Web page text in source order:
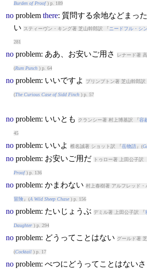
Burden of Proof) p. 189
no problem there: 質問する余地などまっ
い
スティーヴン・キング著 芝山幹郎訳 『 ニードフル・シ
281
no problem: ああ、お安いご用さ レナード著
(Rum Punch) p. 64
no problem: いいですよ プリンプトン著 芝山幹郎訳
(The Curious Case of Sidd Finch) p. 57
no problem: いいとも クランシー著 村上博基訳 『容
45
no problem: いいよ 椎名誠著 ショット訳 『岳物語』(
no problem: お安いご用だ トゥロー著 上田公子訳
Proof) p. 136
no problem: かまわない 村上春樹著 アルフレッド・
冒険』(A Wild Sheep Chase) p. 156
no problem: たいじょうぶ デミル著 上田公子訳 『
Daughter) p. 294
no problem: どうってことはない グールド著
(Cocktail) p. 17
no problem: べつにどうってことはないさ